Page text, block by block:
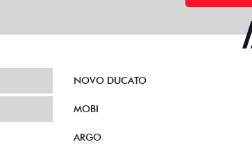
NOVO DUCATO
MOBI
ARGO